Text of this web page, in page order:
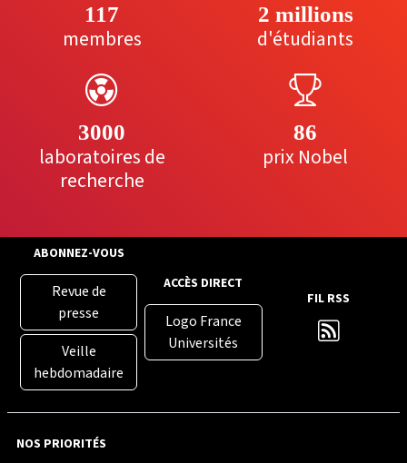
117
membres
2 millions
d'étudiants
3000
laboratoires de
recherche
86
prix Nobel
ABONNEZ-VOUS
Revue de
presse
Veille
hebdomadaire
ACCÈS DIRECT
Logo France
Universités
FIL RSS
NOS PRIORITÉS